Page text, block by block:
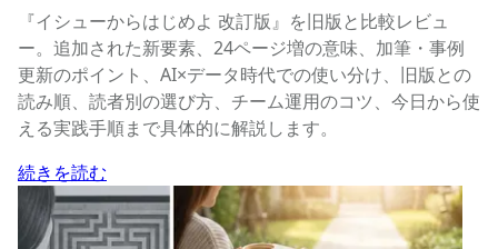
『イシューからはじめよ 改訂版』を旧版と比較レビュ
ー。追加された新要素、24ページ増の意味、加筆・事例
更新のポイント、AI×データ時代での使い分け、旧版との
読み順、読者別の選び方、チーム運用のコツ、今日から使
える実践手順まで具体的に解説します。
続きを読む